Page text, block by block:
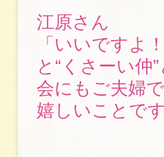
江原さん
「いいですよ
と“くさーい仲
会にもご夫婦
嬉しいことです